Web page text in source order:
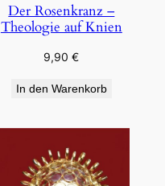
Der Rosenkranz –
Theologie auf Knien
9,90€
In den Warenkorb